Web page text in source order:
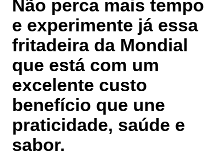
Não perca mais tempo
e experimente já essa
fritadeira da Mondial
que está com um
excelente custo
benefício que une
praticidade, saúde e
sabor.